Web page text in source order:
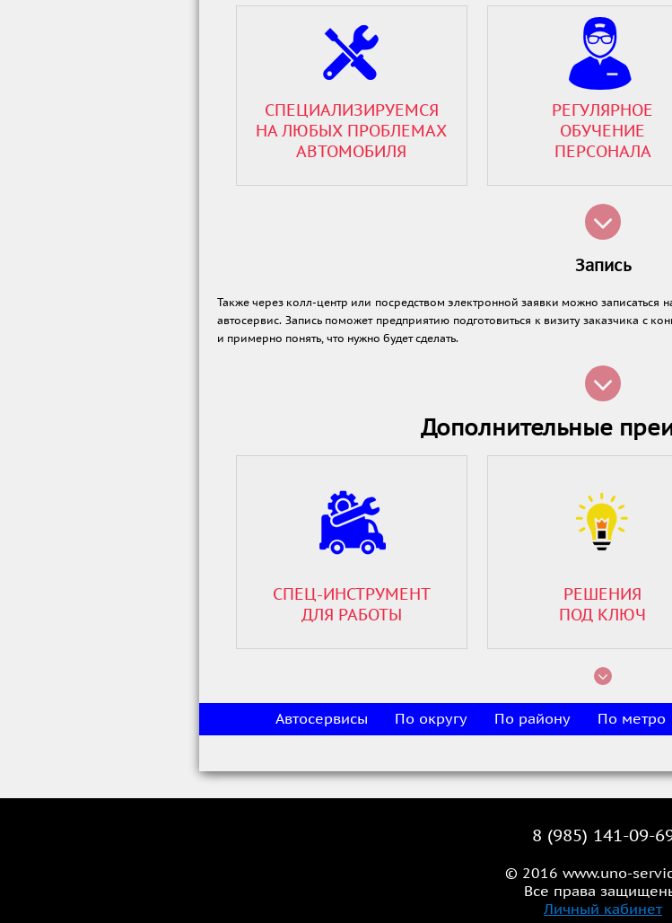
СПЕЦИАЛИЗИРУЕМСЯ
НА ЛЮБЫХ ПРОБЛЕМАХ
АВТОМОБИЛЯ
РЕГУЛЯРНОЕ
ОБУЧЕНИЕ
ПЕРСОНАЛА
Запись
Также через колл-центр или посредством электронной заявки можно
автосервис. Запись поможет предприятию подготовиться к визиту заказчика с
и примерно понять, что нужно будет сделать.
Дополнительные
СПЕЦ-ИНСТРУМЕНТ
ДЛЯ РАБОТЫ
РЕШЕНИЯ
ПОД КЛЮЧ
Автосервисы По округу По району По метро
8 (985) 141-09-
© 2016 www.uno-
Все права
Личный кабинет